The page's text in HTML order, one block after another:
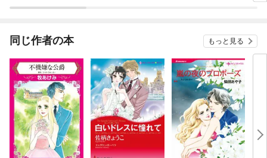
同じ作者の本 もっと見る